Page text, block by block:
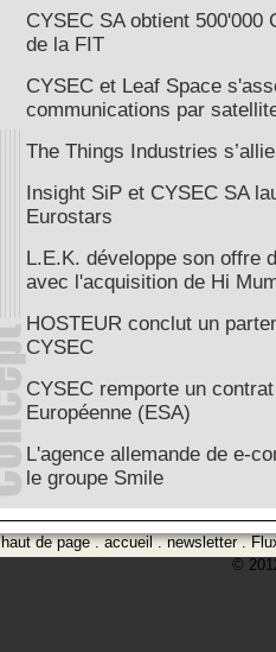
CYSEC SA obtient 500'000
de la FIT
CYSEC et Leaf Space
communications par
The Things Industries
Insight SiP et CYSEC SA
Eurostars
L.E.K. développe son offre
avec l'acquisition de Hi
HOSTEUR conclut un
CYSEC
CYSEC remporte un
Européenne (ESA)
L'agence allemande de e-
le groupe Smile
haut de page.accueil.newsletter.
©